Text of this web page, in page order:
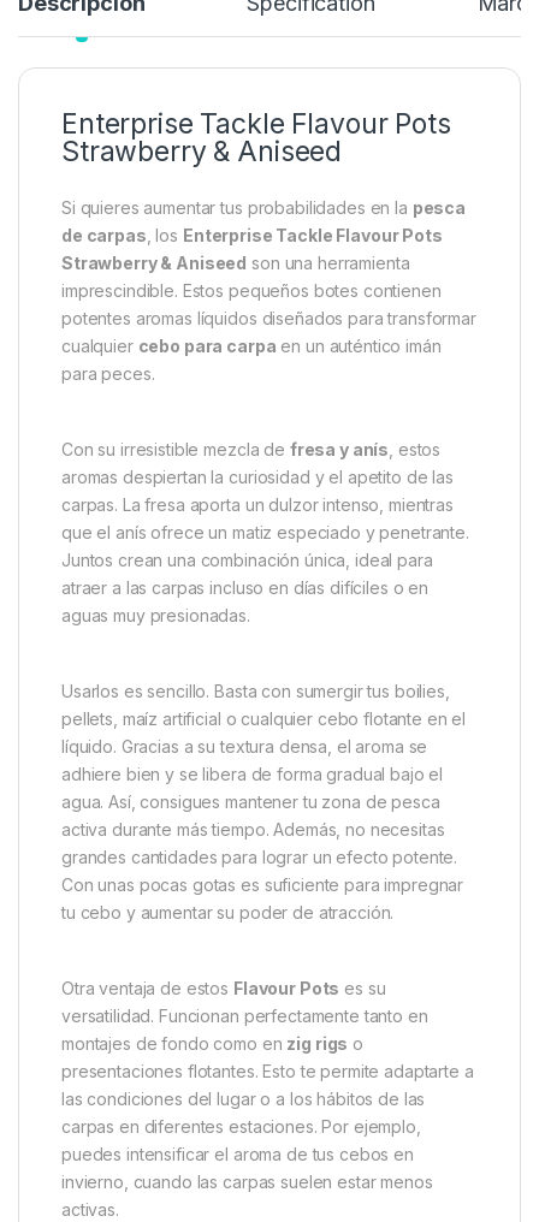
Descripción Specification
Strawberry & Aniseed
Si quieres aumentar tus probabilidades en lapesca
de carpas , losEnterprise Tackle Flavour Pots
Strawberry & Aniseedson una herramienta
imprescindible. Estos pequeños botes contienen
potentes aromas líquidos diseñados para transformar
Con su irresistible mezcla defresa y anís, estos
aromas despiertan la curiosidad y el apetito de las
carpas. La fresa aporta un dulzor intenso, mientras
que el anís ofrece un matiz especiado y penetrante.
Juntos crean una combinación única, ideal para
atraer a las carpas incluso en días difíciles o en
aguas muy presionadas.
Usarlos es sencillo. Basta con sumergir tus boilies,
pellets, maíz artificial o cualquier cebo flotante en el
líquido. Gracias a su textura densa, el aroma se
adhiere bien y se libera de forma gradual bajo el
agua. Así, consigues mantener tu zona de pesca
activa durante más tiempo. Además, no necesitas
grandes cantidades para lograr un efecto potente.
Con unas pocas gotas es suficiente para impregnar
tu cebo y aumentar su poder de atracción.